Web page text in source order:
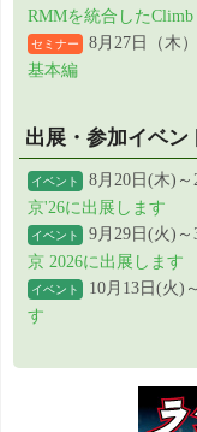
RMMを統合したClimb
セミナー 8月27日（木）
基本編
出展・参加イベン
イベント 8月20日(木)～
京'26に出展します
イベント 9月29日(火)～
京 2026に出展します
イベント 10月13日(火)
す